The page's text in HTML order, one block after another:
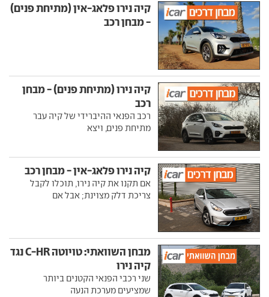
קיה נירו פלאג-אין (מתיחת פנים)
- מבחן רכב
קיה נירו (מתיחת פנים) - מבחן
רכב
רכב הפנאי ההיברידי של קיה עבר
מתיחת פנים, ויצא
קיה נירו פלאג-אין - מבחן רכב
אם תקנו את קיה נירו, תוכלו לקבל
צריכת דלק מצוינת; אבל אם
מבחן השוואתי: טויוטה C-HR נגד
קיה נירו
שני רכבי הפנאי הקטנים ביותר
שמציעים מערכת הנעה